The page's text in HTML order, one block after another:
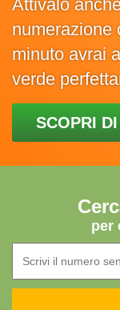
Attivalo
numerazione
minuto avrai
verde
SCOPRI
per